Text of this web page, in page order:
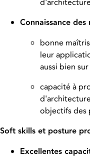
Connaissance
bonne
leur
aussi bien
capacité à
objectifs des
Soft skills et posture
Excellentes